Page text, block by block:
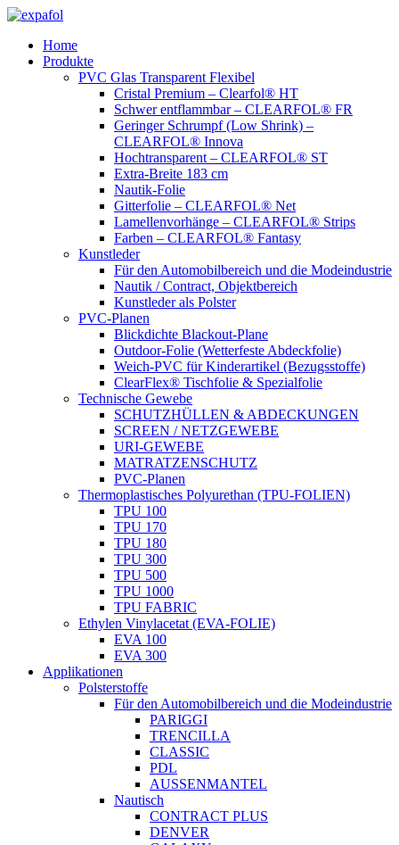
Zum
springenHome
Produkte
PVC Glas Transparent Flexibel
Cristal Premium – Clearfol® HT
Schwer entflammbar – CLEARFOL® FR
Geringer Schrumpf (Low Shrink) –
CLEARFOL® Innova
Hochtransparent – CLEARFOL® ST
Extra-Breite 183 cm
Nautik-Folie
Gitterfolie – CLEARFOL® Net
Lamellenvorhänge – CLEARFOL® Strips
Farben – CLEARFOL® Fantasy
Kunstleder
Für den Automobilbereich und die Modeindustrie
Nautik / Contract, Objektbereich
Kunstleder als Polster
PVC-Planen
Blickdichte Blackout-Plane
Outdoor-Folie (Wetterfeste Abdeckfolie)
Weich-PVC für Kinderartikel (Bezugsstoffe)
ClearFlex® Tischfolie & Spezialfolie
Technische Gewebe
SCHUTZHÜLLEN & ABDECKUNGEN
SCREEN / NETZGEWEBE
URI-GEWEBE
MATRATZENSCHUTZ
PVC-Planen
Thermoplastisches Polyurethan (TPU-FOLIEN)
TPU 100
TPU 170
TPU 180
TPU 300
TPU 500
TPU 1000
TPU FABRIC
Ethylen Vinylacetat (EVA-FOLIE)
EVA 100
EVA 300
Applikationen
Polsterstoffe
Für den Automobilbereich und die Modeindustrie
PARIGGI
TRENCILLA
CLASSIC
PDL
AUSSENMANTEL
Nautisch
CONTRACT PLUS
DENVER